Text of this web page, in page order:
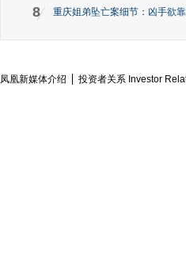
8 重庆姐弟坠亡案细节：凶手欲
凤凰新媒体介绍 投资者关系 Investor